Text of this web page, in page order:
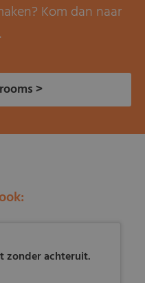
Kom dan naar
>
zonder achteruit.